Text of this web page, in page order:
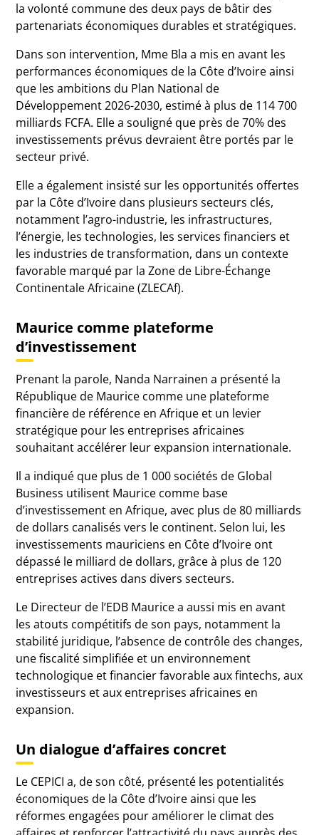
la volonté commune des deux pays de bâtir des
partenariats économiques durables et stratégiques.
Dans son intervention, Mme Bla a mis en avant les
performances économiques de la Côte d’Ivoire ainsi
que les ambitions du Plan National de
Développement 2026-2030, estimé à plus de 114 700
milliards FCFA. Elle a souligné que près de 70% des
investissements prévus devraient être portés par le
secteur privé.
Elle a également insisté sur les opportunités offertes
par la Côte d’Ivoire dans plusieurs secteurs clés,
notamment l’agro-industrie, les infrastructures,
l’énergie, les technologies, les services financiers et
les industries de transformation, dans un contexte
favorable marqué par la Zone de Libre-Échange
Continentale Africaine (ZLECAf).
Maurice comme plateforme
d’investissement
Prenant la parole, Nanda Narrainen a présenté la
République de Maurice comme une plateforme
financière de référence en Afrique et un levier
stratégique pour les entreprises africaines
souhaitant accélérer leur expansion internationale.
Il a indiqué que plus de 1 000 sociétés de Global
Business utilisent Maurice comme base
d’investissement en Afrique, avec plus de 80 milliards
de dollars canalisés vers le continent. Selon lui, les
investissements mauriciens en Côte d’Ivoire ont
dépassé le milliard de dollars, grâce à plus de 120
entreprises actives dans divers secteurs.
Le Directeur de l’EDB Maurice a aussi mis en avant
les atouts compétitifs de son pays, notamment la
stabilité juridique, l’absence de contrôle des changes,
une fiscalité simplifiée et un environnement
technologique et financier favorable aux fintechs, aux
investisseurs et aux entreprises africaines en
expansion.
Un dialogue d’affaires concret
Le CEPICI a, de son côté, présenté les potentialités
économiques de la Côte d’Ivoire ainsi que les
réformes engagées pour améliorer le climat des